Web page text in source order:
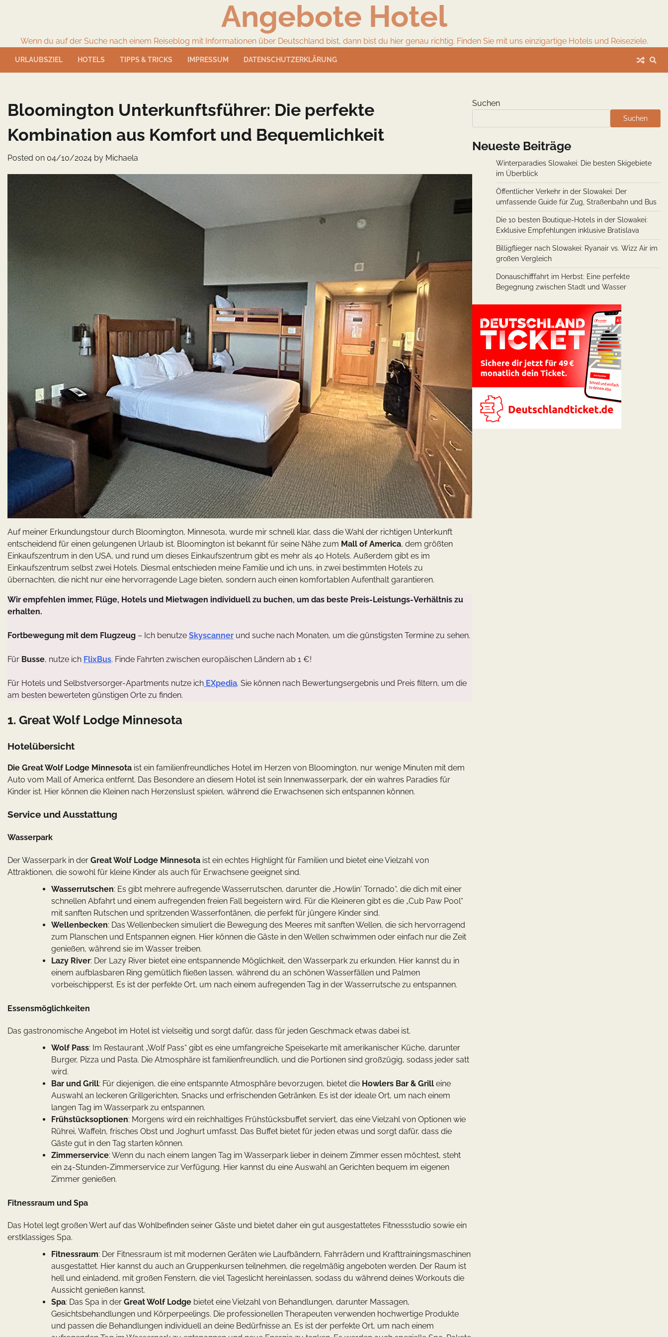
Angebote Hotel
Wenn du auf der Suche nach einem Reiseblog mit Informationen über Deutschland bist, dann bist du hier genau richtig. Finden Sie mit uns einzigartige Hotels und Reiseziele.
URLAUBSZIEL HOTELS TIPPS & TRICKS IMPRESSUM DATENSCHUTZERKLÄRUNG
Bloomington Unterkunftsführer: Die perfekte
Kombination aus Komfort und Bequemlichkeit
Posted on 04/10/2024 by Michaela
Auf meiner Erkundungstour durch Bloomington, Minnesota, wurde mir schnell klar, dass die Wahl der richtigen Unterkunft
entscheidend für einen gelungenen Urlaub ist. Bloomington ist bekannt für seine Nähe zum Mall of America, dem größten
Einkaufszentrum in den USA, und rund um dieses Einkaufszentrum gibt es mehr als 40 Hotels. Außerdem gibt es im
Einkaufszentrum selbst zwei Hotels. Diesmal entschieden meine Familie und ich uns, in zwei bestimmten Hotels zu
übernachten, die nicht nur eine hervorragende Lage bieten, sondern auch einen komfortablen Aufenthalt garantieren.
Wir empfehlen immer, Flüge, Hotels und Mietwagen individuell zu buchen, um das beste Preis-Leistungs-Verhältnis zu
erhalten.
Fortbewegung mit dem Flugzeug – Ich benutze Skyscanner und suche nach Monaten, um die günstigsten Termine zu sehen.
Für Busse, nutze ich FlixBus. Finde Fahrten zwischen europäischen Ländern ab 1 €!
Für Hotels und Selbstversorger-Apartments nutze ich EXpedia. Sie können nach Bewertungsergebnis und Preis filtern, um die
am besten bewerteten günstigen Orte zu finden.
1. Great Wolf Lodge Minnesota
Hotelübersicht
Die Great Wolf Lodge Minnesota ist ein familienfreundliches Hotel im Herzen von Bloomington, nur wenige Minuten mit dem
Auto vom Mall of America entfernt. Das Besondere an diesem Hotel ist sein Innenwasserpark, der ein wahres Paradies für
Kinder ist. Hier können die Kleinen nach Herzenslust spielen, während die Erwachsenen sich entspannen können.
Service und Ausstattung
Wasserpark
Der Wasserpark in der Great Wolf Lodge Minnesota ist ein echtes Highlight für Familien und bietet eine Vielzahl von
Attraktionen, die sowohl für kleine Kinder als auch für Erwachsene geeignet sind.
Wasserrutschen: Es gibt mehrere aufregende Wasserrutschen, darunter die „Howlin‘ Tornado“, die dich mit einer
schnellen Abfahrt und einem aufregenden freien Fall begeistern wird. Für die Kleineren gibt es die „Cub Paw Pool“
mit sanften Rutschen und spritzenden Wasserfontänen, die perfekt für jüngere Kinder sind.
Wellenbecken: Das Wellenbecken simuliert die Bewegung des Meeres mit sanften Wellen, die sich hervorragend
zum Planschen und Entspannen eignen. Hier können die Gäste in den Wellen schwimmen oder einfach nur die Zeit
genießen, während sie im Wasser treiben.
Lazy River: Der Lazy River bietet eine entspannende Möglichkeit, den Wasserpark zu erkunden. Hier kannst du in
einem aufblasbaren Ring gemütlich fließen lassen, während du an schönen Wasserfällen und Palmen
vorbeischipperst. Es ist der perfekte Ort, um nach einem aufregenden Tag in der Wasserrutsche zu entspannen.
Essensmöglichkeiten
Das gastronomische Angebot im Hotel ist vielseitig und sorgt dafür, dass für jeden Geschmack etwas dabei ist.
Wolf Pass: Im Restaurant „Wolf Pass“ gibt es eine umfangreiche Speisekarte mit amerikanischer Küche, darunter
Burger, Pizza und Pasta. Die Atmosphäre ist familienfreundlich, und die Portionen sind großzügig, sodass jeder satt
wird.
Bar und Grill: Für diejenigen, die eine entspannte Atmosphäre bevorzugen, bietet die Howlers Bar & Grill eine
Auswahl an leckeren Grillgerichten, Snacks und erfrischenden Getränken. Es ist der ideale Ort, um nach einem
langen Tag im Wasserpark zu entspannen.
Frühstücksoptionen: Morgens wird ein reichhaltiges Frühstücksbuffet serviert, das eine Vielzahl von Optionen wie
Rührei, Waffeln, frisches Obst und Joghurt umfasst. Das Buffet bietet für jeden etwas und sorgt dafür, dass die
Gäste gut in den Tag starten können.
Zimmerservice: Wenn du nach einem langen Tag im Wasserpark lieber in deinem Zimmer essen möchtest, steht
ein 24-Stunden-Zimmerservice zur Verfügung. Hier kannst du eine Auswahl an Gerichten bequem im eigenen
Zimmer genießen.
Fitnessraum und Spa
Das Hotel legt großen Wert auf das Wohlbefinden seiner Gäste und bietet daher ein gut ausgestattetes Fitnessstudio sowie ein
erstklassiges Spa.
Fitnessraum: Der Fitnessraum ist mit modernen Geräten wie Laufbändern, Fahrrädern und Krafttrainingsmaschinen
ausgestattet. Hier kannst du auch an Gruppenkursen teilnehmen, die regelmäßig angeboten werden. Der Raum ist
hell und einladend, mit großen Fenstern, die viel Tageslicht hereinlassen, sodass du während deines Workouts die
Aussicht genießen kannst.
Spa: Das Spa in der Great Wolf Lodge bietet eine Vielzahl von Behandlungen, darunter Massagen,
Gesichtsbehandlungen und Körperpeelings. Die professionellen Therapeuten verwenden hochwertige Produkte
und passen die Behandlungen individuell an deine Bedürfnisse an. Es ist der perfekte Ort, um nach einem
Suchen
Suchen
Neueste Beiträge
Winterparadies Slowakei: Die besten Skigebiete
im Überblick
Öffentlicher Verkehr in der Slowakei: Der
umfassende Guide für Zug, Straßenbahn und Bus
Die 10 besten Boutique-Hotels in der Slowakei:
Exklusive Empfehlungen inklusive Bratislava
Billigflieger nach Slowakei: Ryanair vs. Wizz Air im
großen Vergleich
Donauschifffahrt im Herbst: Eine perfekte
Begegnung zwischen Stadt und Wasser